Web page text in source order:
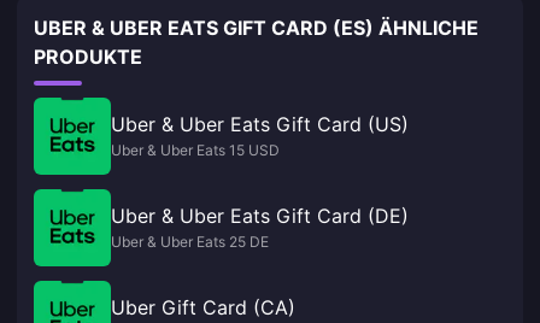
UBER & UBER EATS GIFT CARD (ES) ÄHNLICHE
PRODUKTE
Uber & Uber Eats Gift Card (US)
Uber & Uber Eats 15 USD
Uber & Uber Eats Gift Card (DE)
Uber & Uber Eats 25 DE
Uber Gift Card (CA)